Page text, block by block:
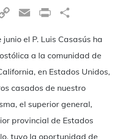
CopyEmailPrint
el P. Luis Casasús ha
a la comunidad de
en Estados Unidos,
casados de nuestro
el superior general,
provincial de Estados
tuvo la oportunidad de